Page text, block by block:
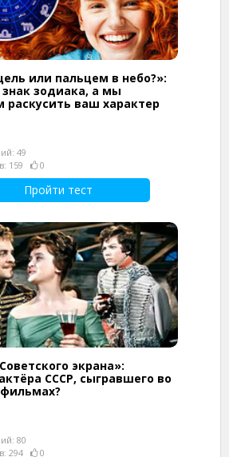
или пальцем в небо?»:
зодиака, а мы
раскусить ваш характер
49
159
0
Пройти тест
экрана»:
СССР, сыгравшего во
80
294
0